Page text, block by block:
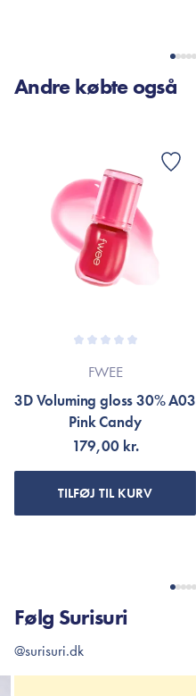
Andre købte også
FWEE
3D Voluming gloss 30% A03
Pink Candy
179,00 kr.
TILFØJ TIL KURV
Følg Surisuri
@surisuri.dk